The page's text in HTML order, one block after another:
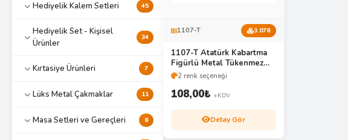
Hediyelik Kalem Setleri 45
Hediyelik Set - Kişisel
Ürünler
34
Kırtasiye Ürünleri 7
Lüks Metal Çakmaklar 11
Masa Setleri ve Gereçleri 8
1107-T 3.078
1107-T Atatürk Kabartma
Figürlü Metal Tükenmez
Kalem
2 renk seçeneği
108,00₺ +KDV
Detay Gör